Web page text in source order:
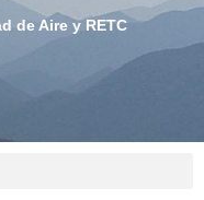
de Aire y RETC